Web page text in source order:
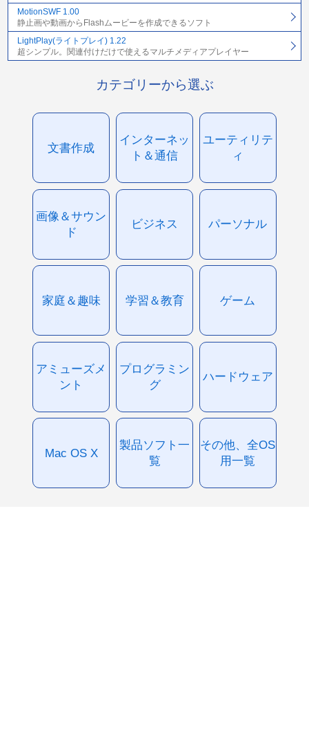
MotionSWF 1.00
静止画や動画からFlashムービーを作成できるソフト
LightPlay(ライトプレイ) 1.22
超シンプル。関連付けだけで使えるマルチメディアプレイヤー
カテゴリーから選ぶ
文書作成
インターネッ
ト＆通信
ユーティリテ
ィ
画像＆サウン
ド
ビジネス パーソナル
家庭＆趣味 学習＆教育 ゲーム
アミューズメ
ント
プログラミン
グ
ハードウェア
Mac OS X
製品ソフト一
覧
その他、全OS
用一覧